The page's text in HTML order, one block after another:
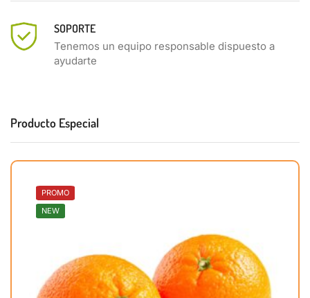
SOPORTE
Tenemos un equipo responsable dispuesto a
ayudarte
Producto Especial
PROMO
NEW